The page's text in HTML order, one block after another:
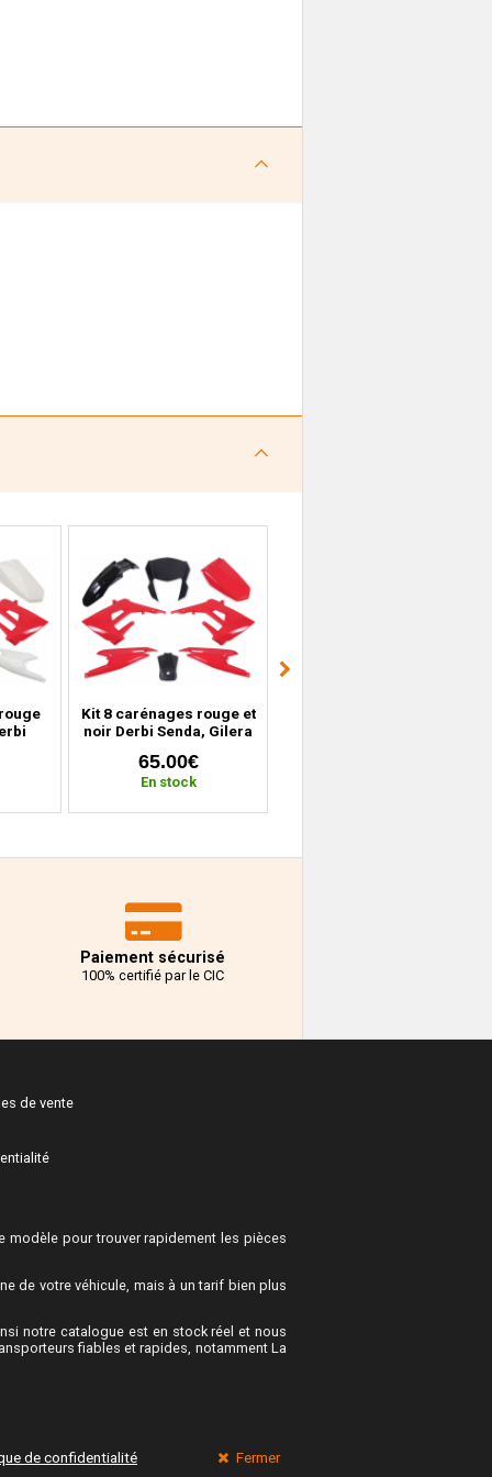
Kit 8 carénages rouge et
noir Derbi Senda, Gilera
65.00€
En stock
Paiement sécurisé
100% certifié par le CIC
de vente
modèle pour trouver rapidement les pièces
de votre véhicule, mais à un tarif bien plus
notre catalogue est en stock réel et nous
fiables et rapides, notamment La
de confidentialité Fermer